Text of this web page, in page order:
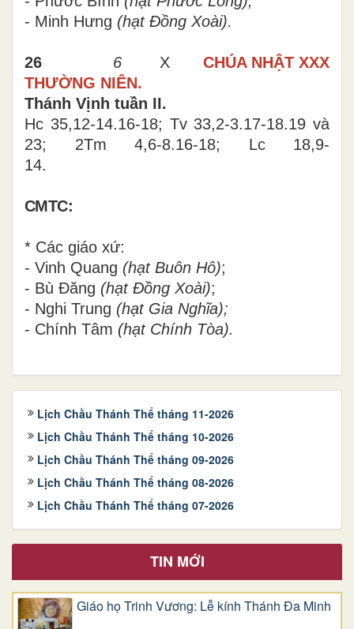
- Minh Hưng (hạt Đồng Xoài).
26 6 X CHÚA NHẬT XXX
THƯỜNG NIÊN.
Thánh Vịnh tuần II.
Hc 35,12-14.16-18; Tv 33,2-3.17-18.19 và
23; 2Tm 4,6-8.16-18; Lc 18,9-
14.
CMTC:
* Các giáo xứ:
- Vinh Quang (hạt Buôn Hô);
- Bù Đăng (hạt Đồng Xoài);
- Nghi Trung (hạt Gia Nghĩa);
- Chính Tâm (hạt Chính Tòa).
Lịch Chầu Thánh Thể tháng 11-2026
Lịch Chầu Thánh Thể tháng 10-2026
Lịch Chầu Thánh Thể tháng 09-2026
Lịch Chầu Thánh Thể tháng 08-2026
Lịch Chầu Thánh Thể tháng 07-2026
TIN MỚI
Giáo họ Trinh Vương: Lễ kính Thánh Đa Minh